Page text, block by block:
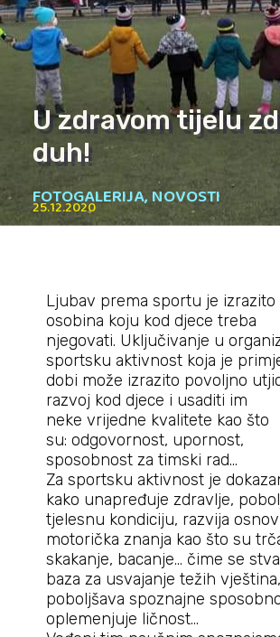
U zdravom tijelu
duh!
FOTOGALERIJA,NOVOSTI
25.12.2020
Ljubav prema sportu je izrazito
osobina koju kod djece treba
njegovati. Uključivanje u
sportsku aktivnost koja je
dobi može izrazito povoljno
razvoj kod djece i usaditi im
neke vrijedne kvalitete kao što
su: odgovornost, upornost,
sposobnost za timski rad…
Za sportsku aktivnost je
kako unapređuje zdravlje,
tjelesnu kondiciju, razvija
motorička znanja kao što su
skakanje, bacanje… čime se
baza za usvajanje težih vještina,
poboljšava spoznajne
oplemenjuje ličnost…